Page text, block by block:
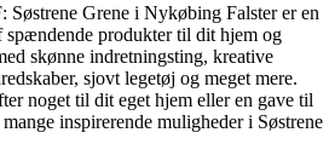
Søstrene Grene i Nykøbing Falster er en
produkter til dit hjem og
skønne indretningsting, kreative
sjovt legetøj og meget mere.
noget til dit eget hjem eller en gave til
inspirerende muligheder i Søstrene